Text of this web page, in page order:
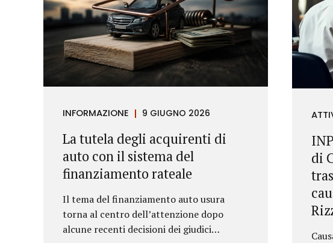
INFORMAZIONE 9 GIUGNO 2026
La tutela degli acquirenti di
auto con il sistema del
finanziamento rateale
Il tema del finanziamento auto usura
torna al centro dell’attenzione dopo
alcune recenti decisioni dei giudici
di